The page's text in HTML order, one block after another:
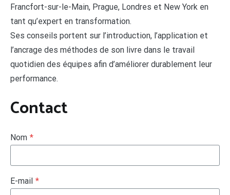
Francfort-sur-le-Main, Prague, Londres et New York en
tant qu’expert en transformation.
Ses conseils portent sur l’introduction, l’application et
l’ancrage des méthodes de son livre dans le travail
quotidien des équipes afin d’améliorer durablement leur
performance.
Contact
Nom *
E-mail *